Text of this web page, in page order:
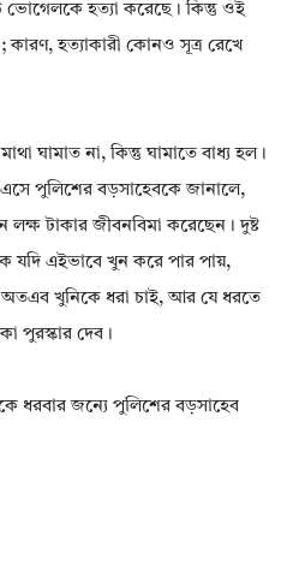
হত্যা করেছে। কিন্তু ওই
কারণ, হত্যাকারী কোনও সূত্র রেখে
ঘামাত না, কিন্তু ঘামাতে বাধ্য হল।
পুলিশের বড়সাহেবকে জানালে,
টাকার জীবনবিমা করেছেন। দুষ্ট
যদি এইভাবে খুন করে পার পায়,
অতএব খুনিকে ধরা চাই, আর যে ধরতে
পুরস্কার দেব।
ধরবার জন্যে পুলিশের বড়সাহেব